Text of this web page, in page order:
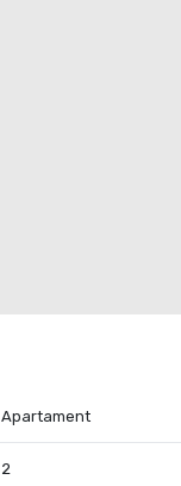
Apartament
2